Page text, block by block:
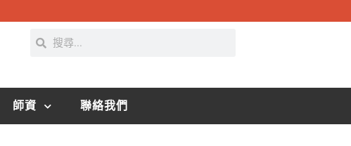
師資 聯絡我們